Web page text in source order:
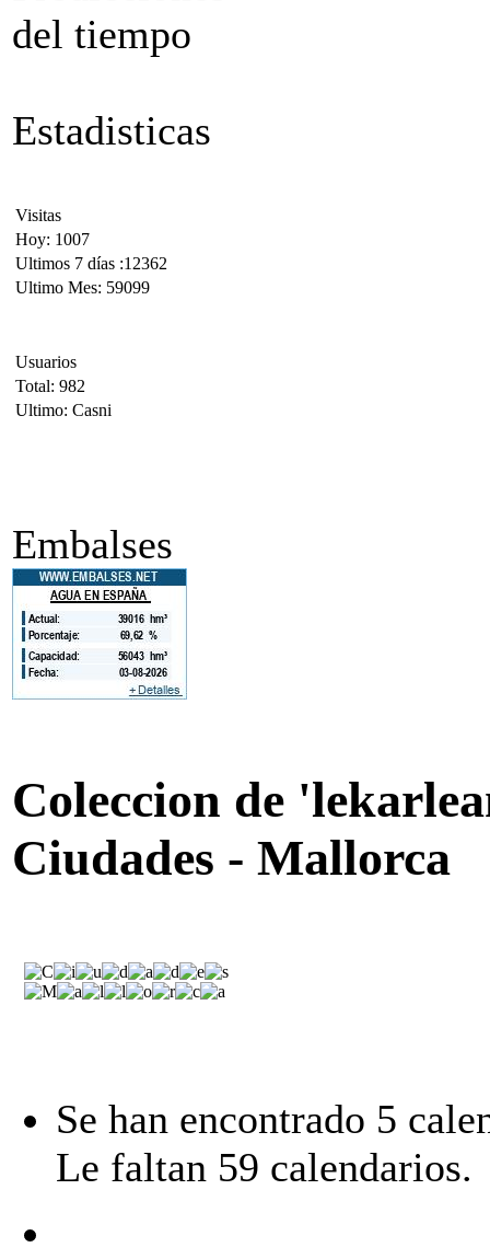
Estadisticas
Visitas
Hoy: 1007
Ultimos 7 días :12362
Ultimo Mes: 59099
Usuarios
Total: 982
Ultimo: Casni
Embalses
Coleccion de
Ciudades - Mallorca
Se han encontrado 5
Le faltan 59 calendarios.